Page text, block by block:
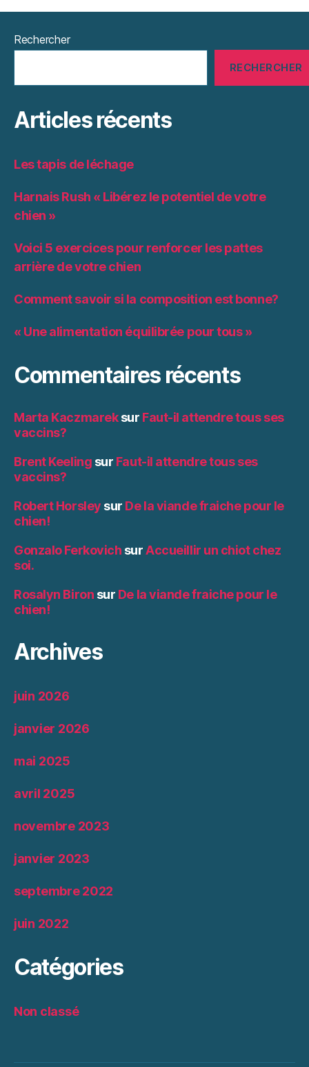
Rechercher
RECHERCHER
Articles récents
Les tapis de léchage
Harnais Rush « Libérez le potentiel de votre
chien »
Voici 5 exercices pour renforcer les pattes
arrière de votre chien
Comment savoir si la composition est bonne?
« Une alimentation équilibrée pour tous »
Commentaires récents
Marta Kaczmareksur Faut-il attendre tous ses
vaccins?
Brent Keeling sur Faut-il attendre tous ses
vaccins?
Robert Horsley sur De la viande fraiche pour le
chien!
Gonzalo Ferkovich surAccueillir un chiot chez
soi.
Rosalyn Biron sur De la viande fraiche pour le
chien!
Archives
juin 2026
janvier 2026
mai 2025
avril 2025
novembre 2023
janvier 2023
septembre 2022
juin 2022
Catégories
Non classé